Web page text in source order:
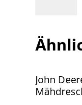
John